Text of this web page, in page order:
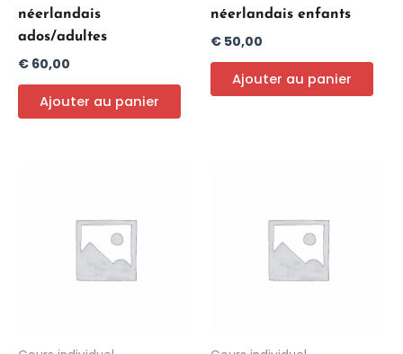
néerlandais
ados/adultes
€ 60,00
Ajouter au panier
néerlandais enfants
€ 50,00
Ajouter au panier